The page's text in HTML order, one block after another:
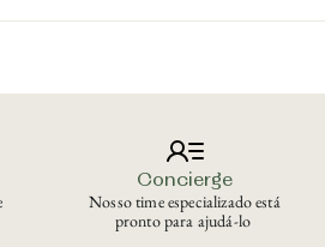
Concierge
Nosso time especializado está
pronto para ajudá-lo